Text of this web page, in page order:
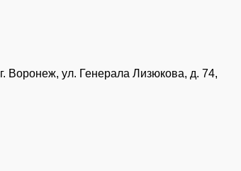
г. Воронеж, ул. Генерала Лизюкова, д. 74,